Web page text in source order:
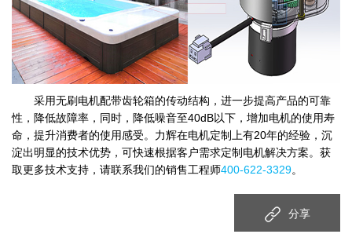
采用无刷电机配带齿轮箱的传动结构，进一步提高产品的可靠
性，降低故障率，同时，降低噪音至40dB以下，增加电机的使用寿
命，提升消费者的使用感受。力辉在电机定制上有20年的经验，沉
淀出明显的技术优势，可快速根据客户需求定制电机解决方案。获
取更多技术支持，请联系我们的销售工程师400-622-3329。
分享